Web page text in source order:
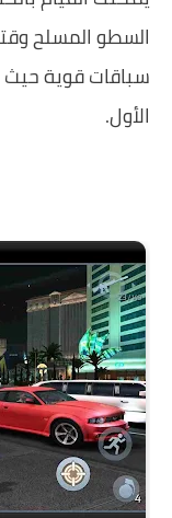
السطو المسلح
سباقات قوية
الأول.